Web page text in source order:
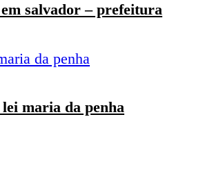
salvador – prefeitura
maria da penha